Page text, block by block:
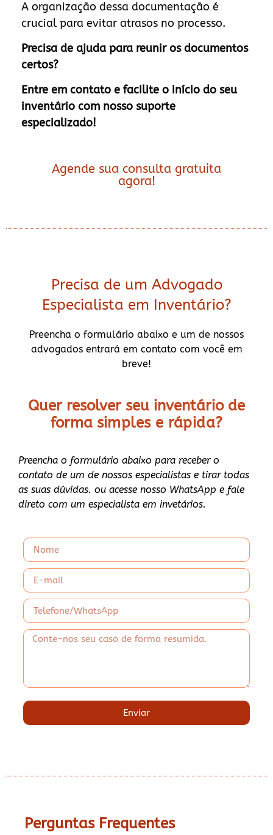
A organização dessa documentação é
crucial para evitar atrasos no processo.
Precisa de ajuda para reunir os documentos
certos?
Entre em contato e facilite o início do seu
inventário com nosso suporte
especializado!
Agende sua consulta gratuita
agora!
Precisa de um Advogado
Especialista em Inventário?
Preencha o formulário abaixo e um de nossos
advogados entrará em contato com você em
breve!
Quer resolver seu inventário de
forma simples e rápida?
Preencha o formulário abaixo para receber o
contato de um de nossos especialistas e tirar todas
as suas dúvidas. ou acesse nosso WhatsApp e fale
direto com um especialista em invetários.
Enviar
Perguntas Frequentes